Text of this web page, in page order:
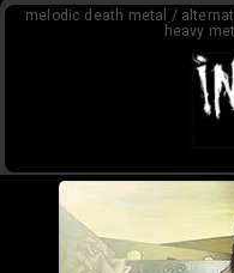
melodic death metal /
heavy